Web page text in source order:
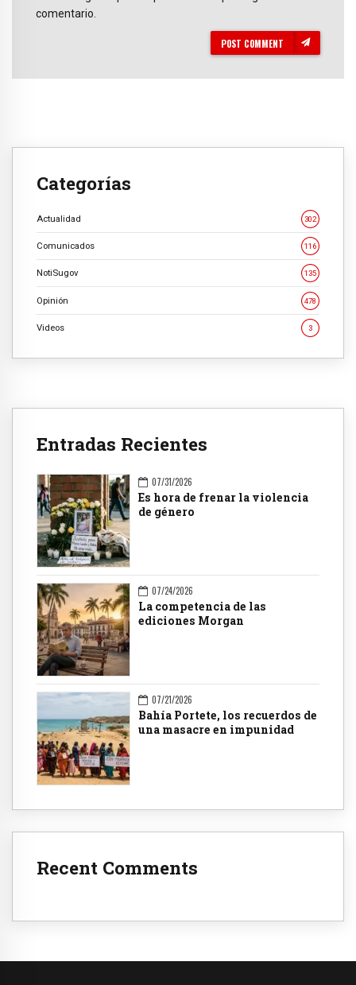
comentario.
POST COMMENT
Categorías
Actualidad 302
Comunicados 116
NotiSugov 135
Opinión 478
Videos 3
Entradas Recientes
07/31/2026
Es hora de frenar la violencia
de género
07/24/2026
La competencia de las
ediciones Morgan
07/21/2026
Bahía Portete, los recuerdos de
una masacre en impunidad
Recent Comments